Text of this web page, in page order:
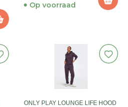
Op voorraad
ONLY PLAY LOUNGE LIFE HOOD